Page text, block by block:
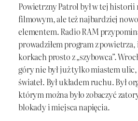
Powietrzny Patrol był w tej historii
filmowym, ale też najbardziej
elementem. Radio RAM
prowadziłem program z
korkach prosto z „szybowca”.
góry nie był już tylko miastem
świateł. Był układem ruchu. Był
którym można było zobaczyć
blokady i miejsca napięcia.